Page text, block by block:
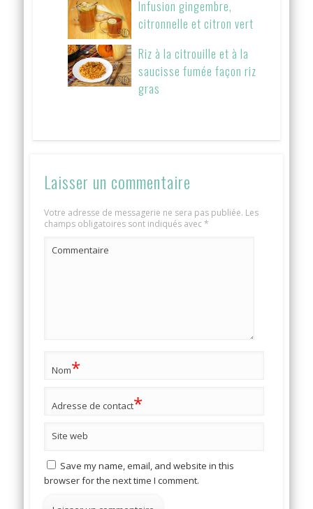
Infusion gingembre,
citronnelle et citron vert
Riz à la citrouille et à la
saucisse fumée façon riz
gras
Laisser un commentaire
Votre adresse de messagerie ne sera pas publiée. Les
champs obligatoires sont indiqués avec*
Commentaire
Nom*
Adresse de contact*
Site web
Save my name, email, and website in this
browser for the next time I comment.